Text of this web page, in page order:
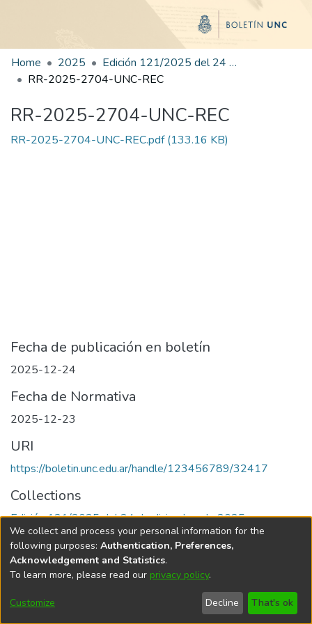
Home 2025
Edición 121/2025 del 24 de diciembre de 2025
RR-2025-2704-UNC-REC
RR-2025-2704-UNC-REC
RR-2025-2704-UNC-REC.pdf(133.16 KB)
Fecha de publicación en boletín
2025-12-24
Fecha de Normativa
2025-12-23
URI
https://boletin.unc.edu.ar/handle/123456789/32417
Collections
Edición 121/2025 del 24 de diciembre de 2025
Universidad Nacional de Córdoba
We collect and process your personal information for the
following purposes: Authentication, Preferences,
Acknowledgement and Statistics.
To learn more, please read our privacy policy.
Customize Decline That's ok